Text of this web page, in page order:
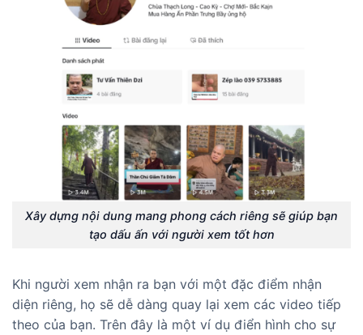
Xây dựng nội dung mang phong cách riêng sẽ giúp bạn
tạo dấu ấn với người xem tốt hơn
Khi người xem nhận ra bạn với một đặc điểm nhận
diện riêng, họ sẽ dễ dàng quay lại xem các video tiếp
theo của bạn. Trên đây là một ví dụ điển hình cho sự